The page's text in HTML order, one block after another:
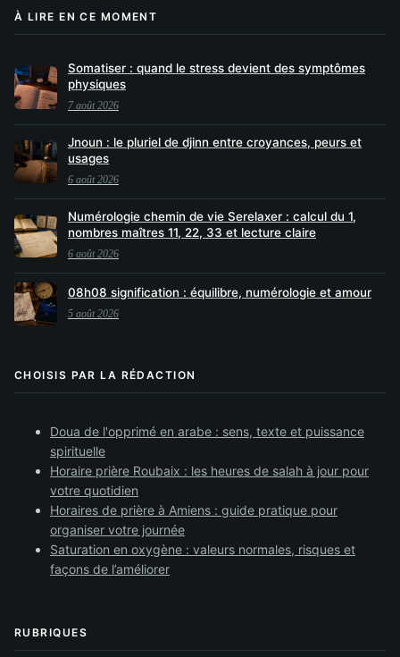
À LIRE EN CE MOMENT
Somatiser : quand le stress devient des symptômes
physiques
7 août 2026
Jnoun : le pluriel de djinn entre croyances, peurs et
usages
6 août 2026
Numérologie chemin de vie Serelaxer : calcul du 1,
nombres maîtres 11, 22, 33 et lecture claire
6 août 2026
08h08 signification : équilibre, numérologie et amour
5 août 2026
CHOISIS PAR LA RÉDACTION
Doua de l'opprimé en arabe : sens, texte et puissance
spirituelle
Horaire prière Roubaix : les heures de salah à jour pour
votre quotidien
Horaires de prière à Amiens : guide pratique pour
organiser votre journée
Saturation en oxygène : valeurs normales, risques et
façons de l’améliorer
RUBRIQUES